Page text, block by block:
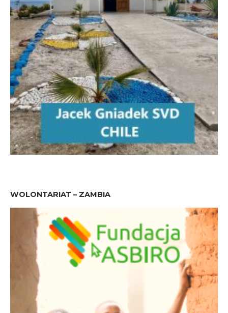
WOLONTARIAT – ZAMBIA